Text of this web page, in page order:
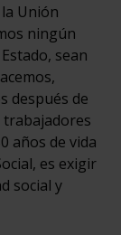
Unión
ningún
sean
después de
años de vida
es exigir
social y